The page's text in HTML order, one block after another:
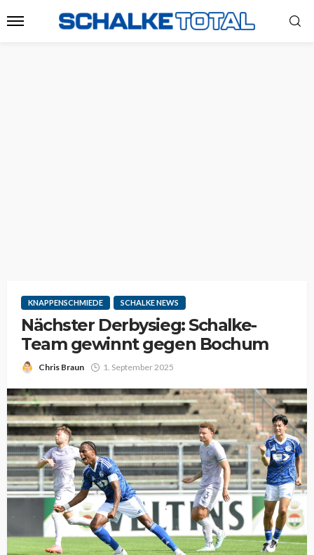
KNAPPENSCHMIEDE SCHALKE NEWS
Nächster Derbysieg: Schalke-
Team gewinnt gegen Bochum
Chris Braun 1. September 2025